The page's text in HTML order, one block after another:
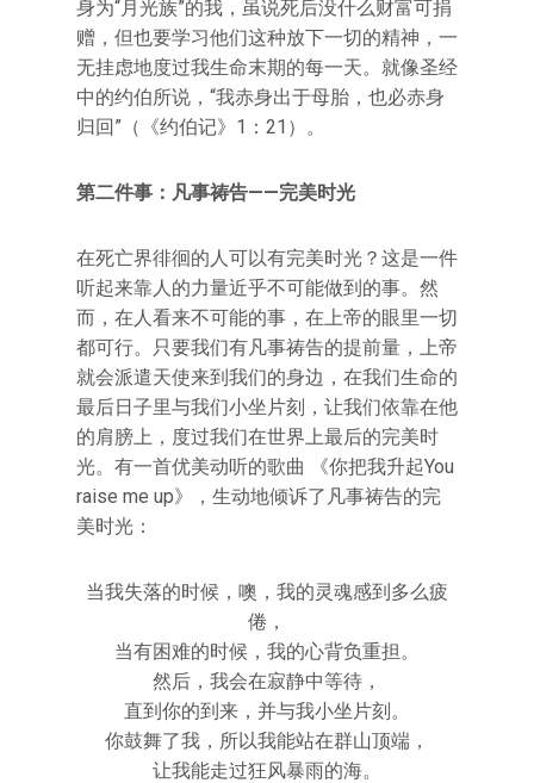
身为“月光族”的我，虽说死后没什么财富可捐
赠，但也要学习他们这种放下一切的精神，一
无挂虑地度过我生命末期的每一天。就像圣经
中的约伯所说，“我赤身出于母胎，也必赤身
归回”（《约伯记》1：21）。
第二件事：凡事祷告——完美时光
在死亡界徘徊的人可以有完美时光？这是一件
听起来靠人的力量近乎不可能做到的事。然
而，在人看来不可能的事，在上帝的眼里一切
都可行。只要我们有凡事祷告的提前量，上帝
就会派遣天使来到我们的身边，在我们生命的
最后日子里与我们小坐片刻，让我们依靠在他
的肩膀上，度过我们在世界上最后的完美时
光。有一首优美动听的歌曲 《你把我升起You
raise me up》，生动地倾诉了凡事祷告的完
美时光：
当我失落的时候，噢，我的灵魂感到多么疲
倦，
当有困难的时候，我的心背负重担。
然后，我会在寂静中等待，
直到你的到来，并与我小坐片刻。
你鼓舞了我，所以我能站在群山顶端，
让我能走过狂风暴雨的海。